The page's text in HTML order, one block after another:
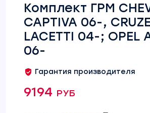
Комплект ГРМ
CAPTIVA 06-,
LACETTI 04-; OPEL
06-
Гарантия производителя
9194 руб